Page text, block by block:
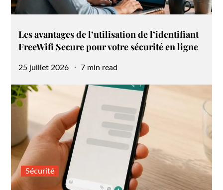
Les avantages de l’utilisation de l’identifiant
FreeWifi Secure pour votre sécurité en ligne
Posted
25 juillet 2026 7 min read
Sécurité